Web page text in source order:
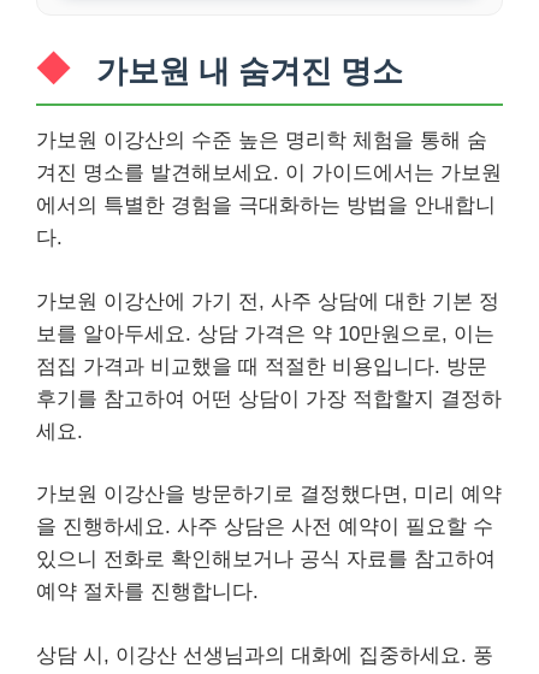
가보원 내 숨겨진 명소
가보원 이강산의 수준 높은 명리학 체험을 통해 숨
겨진 명소를 발견해보세요. 이 가이드에서는 가보원
에서의 특별한 경험을 극대화하는 방법을 안내합니
다.
가보원 이강산에 가기 전, 사주 상담에 대한 기본 정
보를 알아두세요. 상담 가격은 약 10만원으로, 이는
점집 가격과 비교했을 때 적절한 비용입니다. 방문
후기를 참고하여 어떤 상담이 가장 적합할지 결정하
세요.
가보원 이강산을 방문하기로 결정했다면, 미리 예약
을 진행하세요. 사주 상담은 사전 예약이 필요할 수
있으니 전화로 확인해보거나 공식 자료를 참고하여
예약 절차를 진행합니다.
상담 시, 이강산 선생님과의 대화에 집중하세요. 풍